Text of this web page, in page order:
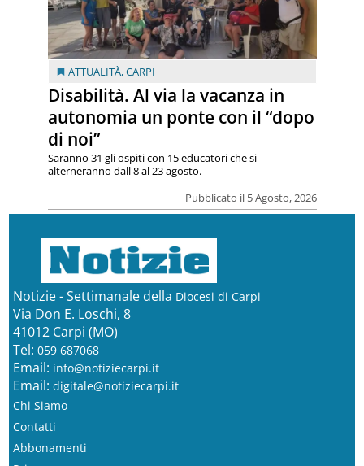
ATTUALITÀ,CARPI
Disabilità. Al via la vacanza in
autonomia un ponte con il “dopo
di noi”
Pubblicato il 5 Agosto, 2026
Saranno 31 gli ospiti con 15 educatori che si
alterneranno dall'8 al 23 agosto.
Notizie - Settimanale della Diocesi di Carpi
Via Don E. Loschi, 8
41012 Carpi (MO)
Tel: 059 687068
Email: info@notiziecarpi.it
Email: digitale@notiziecarpi.it
Chi Siamo
Contatti
Abbonamenti